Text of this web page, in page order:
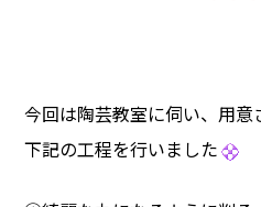
今回は陶芸教室に伺い、用
下記の工程を行いました